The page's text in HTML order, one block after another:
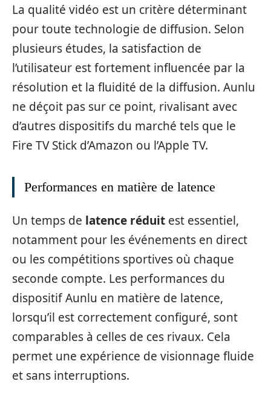
La qualité vidéo est un critère déterminant
pour toute technologie de diffusion. Selon
plusieurs études, la satisfaction de
l’utilisateur est fortement influencée par la
résolution et la fluidité de la diffusion. Aunlu
ne déçoit pas sur ce point, rivalisant avec
d’autres dispositifs du marché tels que le
Fire TV Stick d’Amazon ou l’Apple TV.
Performances en matière de latence
Un temps de latence réduit est essentiel,
notamment pour les événements en direct
ou les compétitions sportives où chaque
seconde compte. Les performances du
dispositif Aunlu en matière de latence,
lorsqu’il est correctement configuré, sont
comparables à celles de ces rivaux. Cela
permet une expérience de visionnage fluide
et sans interruptions.